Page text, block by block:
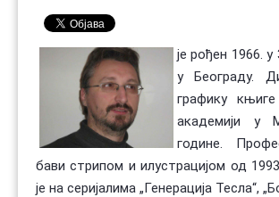
је рођен 1966.
у Београду.
графику
академији у
године.
бави стрипом и илустрацијом од
је на серијалима „Генерација Тесла“,
Органи
Хол славе
Контакт